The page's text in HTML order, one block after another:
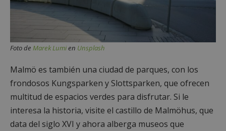
Foto de Marek Lumien Unsplash
Malmö es también una ciudad de parques, con los
frondosos Kungsparken y Slottsparken, que ofrecen
multitud de espacios verdes para disfrutar. Si le
interesa la historia, visite el castillo de Malmöhus, que
data del siglo XVI y ahora alberga museos que